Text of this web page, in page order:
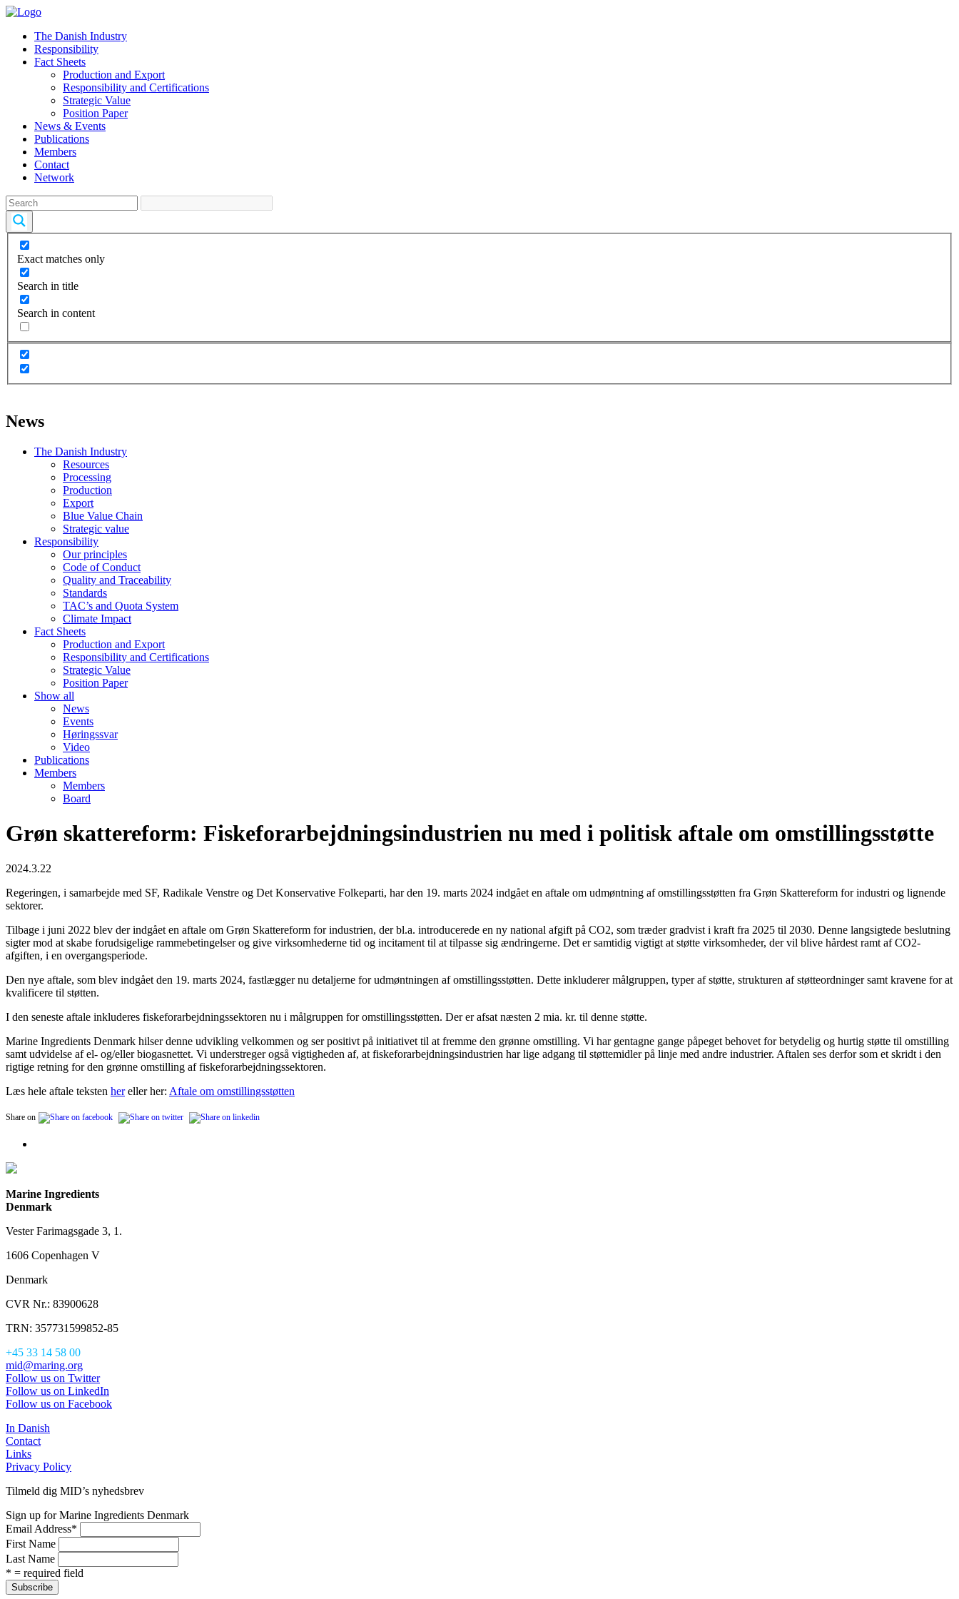
The Danish Industry
Responsibility
Fact Sheets
Production and Export
Responsibility and Certifications
Strategic Value
Position Paper
News & Events
Publications
Members
Contact
Network
Exact matches only
Search in title
Search in content
News
The Danish Industry
Resources
Processing
Production
Export
Blue Value Chain
Strategic value
Responsibility
Our principles
Code of Conduct
Quality and Traceability
Standards
TAC’s and Quota System
Climate Impact
Fact Sheets
Production and Export
Responsibility and Certifications
Strategic Value
Position Paper
Show all
News
Events
Høringssvar
Video
Publications
Members
Members
Board
Grøn skattereform: Fiskeforarbejdningsindustrien nu med i politisk aftale om omstillingsstøtte
2024.3.22
Regeringen, i samarbejde med SF, Radikale Venstre og Det Konservative Folkeparti, har den 19. marts 2024 indgået en aftale om udmøntning af omstillingsstøtten fra Grøn Skattereform for industri og lignende
sektorer.
Tilbage i juni 2022 blev der indgået en aftale om Grøn Skattereform for industrien, der bl.a. introducerede en ny national afgift på CO2, som træder gradvist i kraft fra 2025 til 2030. Denne langsigtede beslutning
sigter mod at skabe forudsigelige rammebetingelser og give virksomhederne tid og incitament til at tilpasse sig ændringerne. Det er samtidig vigtigt at støtte virksomheder, der vil blive hårdest ramt af CO2-
afgiften, i en overgangsperiode.
Den nye aftale, som blev indgået den 19. marts 2024, fastlægger nu detaljerne for udmøntningen af omstillingsstøtten. Dette inkluderer målgruppen, typer af støtte, strukturen af støtteordninger samt kravene for at
kvalificere til støtten.
I den seneste aftale inkluderes fiskeforarbejdningssektoren nu i målgruppen for omstillingsstøtten. Der er afsat næsten 2 mia. kr. til denne støtte.
Marine Ingredients Denmark hilser denne udvikling velkommen og ser positivt på initiativet til at fremme den grønne omstilling. Vi har gentagne gange påpeget behovet for betydelig og hurtig støtte til omstilling
samt udvidelse af el- og/eller biogasnettet. Vi understreger også vigtigheden af, at fiskeforarbejdningsindustrien har lige adgang til støttemidler på linje med andre industrier. Aftalen ses derfor som et skridt i den
rigtige retning for den grønne omstilling af fiskeforarbejdningssektoren.
Læs hele aftale teksten hereller her: Aftale om omstillingsstøtten
Share on
Marine Ingredients
Denmark
Vester Farimagsgade 3, 1.
1606 Copenhagen V
Denmark
CVR Nr.: 83900628
TRN: 357731599852-85
+45 33 14 58 00
mid@maring.org
Follow us on Twitter
Follow us on LinkedIn
Follow us on Facebook
In Danish
Contact
Links
Privacy Policy
Tilmeld dig MID’s nyhedsbrev
Sign up for Marine Ingredients Denmark
Email Address*
First Name
Last Name
* = required field